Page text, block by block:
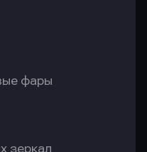
фары
зеркал